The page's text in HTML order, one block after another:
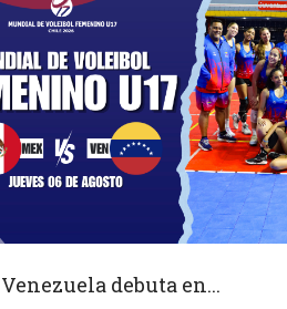
Venezuela debuta en...